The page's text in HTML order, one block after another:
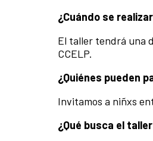
¿Cuándo se
El taller tendrá una
CCELP.
¿Quiénes pueden
Invitamos a niñxs
¿Qué busca el